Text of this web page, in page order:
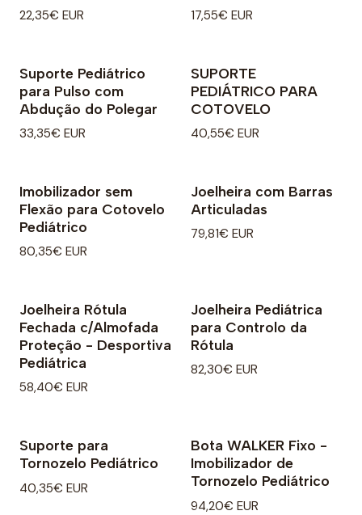
22,35€ EUR 17,55€ EUR
Suporte Pediátrico
para Pulso com
Abdução do Polegar
33,35€ EUR
SUPORTE
PEDIÁTRICO PARA
COTOVELO
40,55€ EUR
Imobilizador sem
Flexão para Cotovelo
Pediátrico
80,35€ EUR
Joelheira com Barras
Articuladas
79,81€ EUR
Joelheira Rótula
Fechada c/Almofada
Proteção - Desportiva
Pediátrica
58,40€ EUR
Joelheira Pediátrica
para Controlo da
Rótula
82,30€ EUR
Suporte para
Tornozelo Pediátrico
40,35€ EUR
Bota WALKER Fixo -
Imobilizador de
Tornozelo Pediátrico
94,20€ EUR